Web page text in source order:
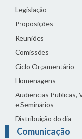
Legislação
Proposições
Reuniões
Comissões
Ciclo Orçamentário
Homenagens
Audiências Públicas,
e Seminários
Distribuição do dia
Comunicação